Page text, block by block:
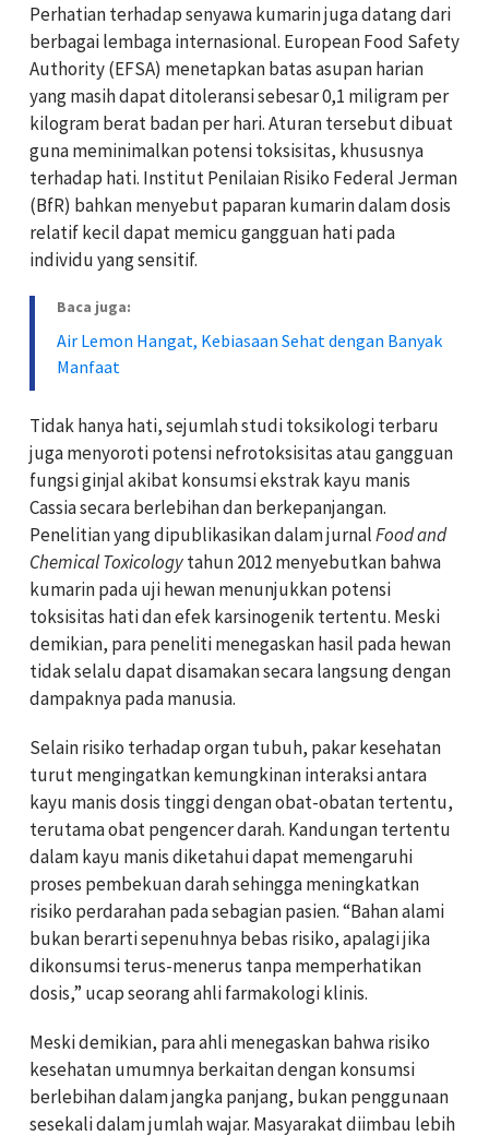
Perhatian terhadap senyawa kumarin juga datang dari
berbagai lembaga internasional. European Food Safety
Authority (EFSA) menetapkan batas asupan harian
yang masih dapat ditoleransi sebesar 0,1 miligram per
kilogram berat badan per hari. Aturan tersebut dibuat
guna meminimalkan potensi toksisitas, khususnya
terhadap hati. Institut Penilaian Risiko Federal Jerman
(BfR) bahkan menyebut paparan kumarin dalam dosis
relatif kecil dapat memicu gangguan hati pada
individu yang sensitif.
Baca juga:
Air Lemon Hangat, Kebiasaan Sehat dengan Banyak
Manfaat
Tidak hanya hati, sejumlah studi toksikologi terbaru
juga menyoroti potensi nefrotoksisitas atau gangguan
fungsi ginjal akibat konsumsi ekstrak kayu manis
Cassia secara berlebihan dan berkepanjangan.
Penelitian yang dipublikasikan dalam jurnalFood and
Chemical Toxicologytahun 2012 menyebutkan bahwa
kumarin pada uji hewan menunjukkan potensi
toksisitas hati dan efek karsinogenik tertentu. Meski
demikian, para peneliti menegaskan hasil pada hewan
tidak selalu dapat disamakan secara langsung dengan
dampaknya pada manusia.
Selain risiko terhadap organ tubuh, pakar kesehatan
turut mengingatkan kemungkinan interaksi antara
kayu manis dosis tinggi dengan obat-obatan tertentu,
terutama obat pengencer darah. Kandungan tertentu
dalam kayu manis diketahui dapat memengaruhi
proses pembekuan darah sehingga meningkatkan
risiko perdarahan pada sebagian pasien. “Bahan alami
bukan berarti sepenuhnya bebas risiko, apalagi jika
dikonsumsi terus-menerus tanpa memperhatikan
dosis,” ucap seorang ahli farmakologi klinis.
Meski demikian, para ahli menegaskan bahwa risiko
kesehatan umumnya berkaitan dengan konsumsi
berlebihan dalam jangka panjang, bukan penggunaan
sesekali dalam jumlah wajar. Masyarakat diimbau lebih